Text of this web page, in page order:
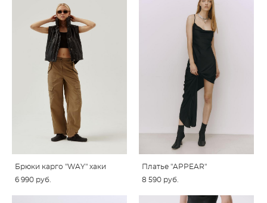
Брюки карго "WAY" хаки
6 990 pуб.
Платье "APPEAR"
8 590 pуб.